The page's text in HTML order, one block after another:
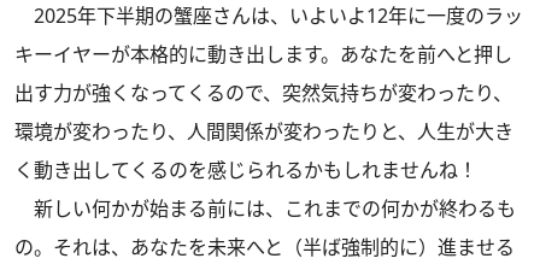
2025年下半期の蟹座さんは、いよいよ12年に一度のラッ
キーイヤーが本格的に動き出します。あなたを前へと押し
出す力が強くなってくるので、突然気持ちが変わったり、
環境が変わったり、人間関係が変わったりと、人生が大き
く動き出してくるのを感じられるかもしれませんね！
新しい何かが始まる前には、これまでの何かが終わるも
の。それは、あなたを未来へと（半ば強制的に）進ませる